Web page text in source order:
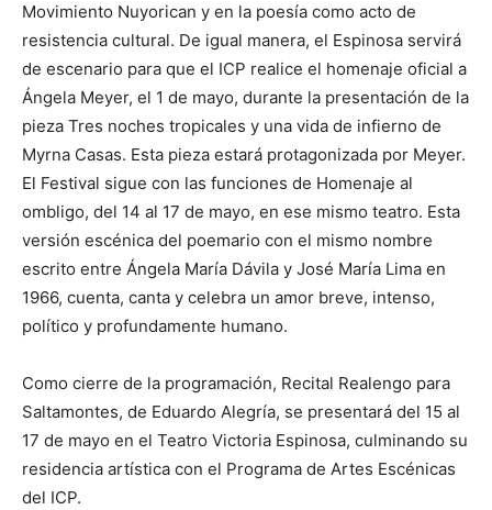
Movimiento Nuyorican y en la poesía como acto de
resistencia cultural. De igual manera, el Espinosa servirá
de escenario para que el ICP realice el homenaje oficial a
Ángela Meyer, el 1 de mayo, durante la presentación de la
pieza Tres noches tropicales y una vida de infierno de
Myrna Casas. Esta pieza estará protagonizada por Meyer.
El Festival sigue con las funciones de Homenaje al
ombligo, del 14 al 17 de mayo, en ese mismo teatro. Esta
versión escénica del poemario con el mismo nombre
escrito entre Ángela María Dávila y José María Lima en
1966, cuenta, canta y celebra un amor breve, intenso,
político y profundamente humano.
Como cierre de la programación, Recital Realengo para
Saltamontes, de Eduardo Alegría, se presentará del 15 al
17 de mayo en el Teatro Victoria Espinosa, culminando su
residencia artística con el Programa de Artes Escénicas
del ICP.